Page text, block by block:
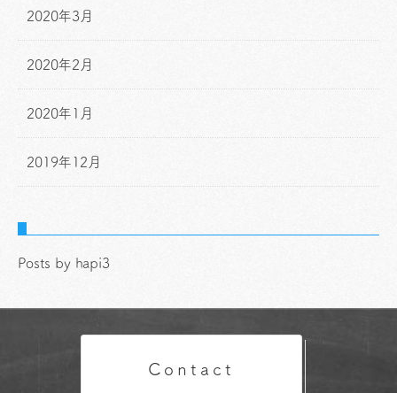
2020年3月
2020年2月
2020年1月
2019年12月
Posts by hapi3
Contact